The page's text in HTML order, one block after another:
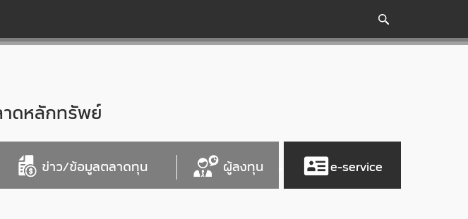
ดหลักทรัพย์
ข่าว/ข้อมูลตลาดทุน ผู้ลงทุน e-service